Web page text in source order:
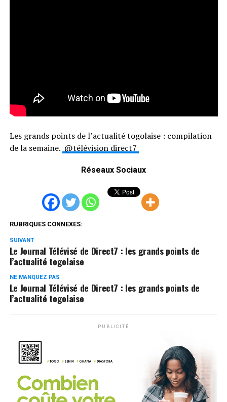
Les grands points de l’actualité togolaise : compilation
de la semaine. @télévision direct7
Réseaux Sociaux
RUBRIQUES CONNEXES:
SUIVANT
Le Journal Télévisé de Direct7 : les grands points de
l’actualité togolaise
NE MANQUEZ PAS
Le Journal Télévisé de Direct7 : les grands points de
l’actualité togolaise
PUBLICITÉ